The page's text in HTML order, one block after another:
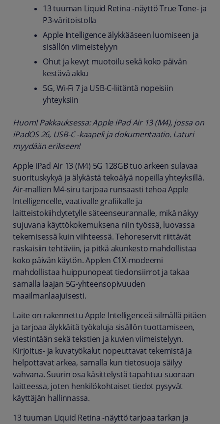
13 tuuman Liquid Retina ‑näyttö True Tone‑ ja
P3‑väritoistolla
Apple Intelligence älykkääseen luomiseen ja
sisällön viimeistelyyn
Ohut ja kevyt muotoilu sekä koko päivän
kestävä akku
5G, Wi‑Fi 7 ja USB‑C‑liitäntä nopeisiin
yhteyksiin
Huom! Pakkauksessa: Apple iPad Air 13 (M4), jossa on
iPadOS 26, USB-C -kaapeli ja dokumentaatio. Laturi
myydään erikseen!
Apple iPad Air 13 (M4) 5G 128GB tuo arkeen sulavaa
suorituskykyä ja älykästä tekoälyä nopeilla yhteyksillä.
Air‑mallien M4‑siru tarjoaa runsaasti tehoa Apple
Intelligencelle, vaativalle grafiikalle ja
laitteistokiihdytetylle säteenseurannalle, mikä näkyy
sujuvana käyttökokemuksena niin työssä, luovassa
tekemisessä kuin viihteessä. Tehoreservit riittävät
raskaisiin tehtäviin, ja pitkä akunkesto mahdollistaa
koko päivän käytön. Applen C1X‑modeemi
mahdollistaa huippunopeat tiedonsiirrot ja takaa
samalla laajan 5G‑yhteensopivuuden
maailmanlaajuisesti.
Laite on rakennettu Apple Intelligenceä silmällä pitäen
ja tarjoaa älykkäitä työkaluja sisällön tuottamiseen,
viestintään sekä tekstien ja kuvien viimeistelyyn.
Kirjoitus‑ ja kuvatyökalut nopeuttavat tekemistä ja
helpottavat arkea, samalla kun tietosuoja säilyy
vahvana. Suurin osa käsittelystä tapahtuu suoraan
laitteessa, joten henkilökohtaiset tiedot pysyvät
käyttäjän hallinnassa.
13 tuuman Liquid Retina ‑näyttö tarjoaa tarkan ja